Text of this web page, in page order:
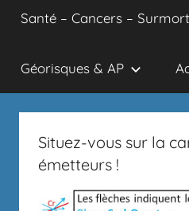
Santé – Cancers –
Géorisques & AP
Situez-vous sur la
émetteurs !